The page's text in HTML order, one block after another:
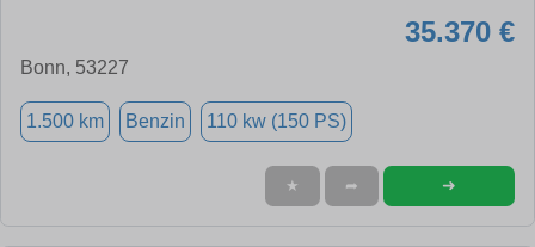
35.370 €
Bonn, 53227
1.500 km Benzin 110 kw (150 PS)
★ ➦ ➜